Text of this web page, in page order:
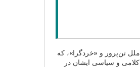
تن‌پرور و «خردگرا»، که
و سیاسی ایشان در